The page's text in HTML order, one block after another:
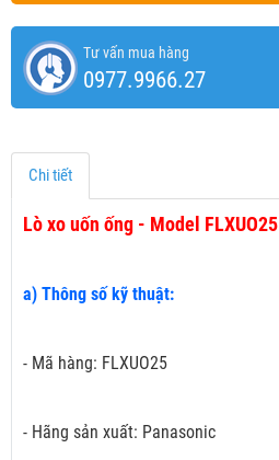
Tư vấn mua hàng
0977.9966.27
Chi tiết
Lò xo uốn ống - Model FLXUO25
a) Thông số kỹ thuật:
- Mã hàng: FLXUO25
- Hãng sản xuất: Panasonic